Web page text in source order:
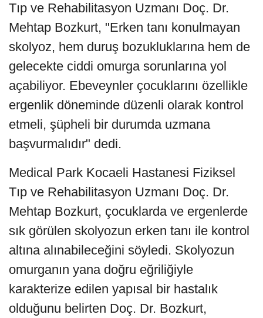
Tıp ve Rehabilitasyon Uzmanı Doç. Dr.
Mehtap Bozkurt, "Erken tanı konulmayan
skolyoz, hem duruş bozukluklarına hem de
gelecekte ciddi omurga sorunlarına yol
açabiliyor. Ebeveynler çocuklarını özellikle
ergenlik döneminde düzenli olarak kontrol
etmeli, şüpheli bir durumda uzmana
başvurmalıdır" dedi.
Medical Park Kocaeli Hastanesi Fiziksel
Tıp ve Rehabilitasyon Uzmanı Doç. Dr.
Mehtap Bozkurt, çocuklarda ve ergenlerde
sık görülen skolyozun erken tanı ile kontrol
altına alınabileceğini söyledi. Skolyozun
omurganın yana doğru eğriliğiyle
karakterize edilen yapısal bir hastalık
olduğunu belirten Doç. Dr. Bozkurt,